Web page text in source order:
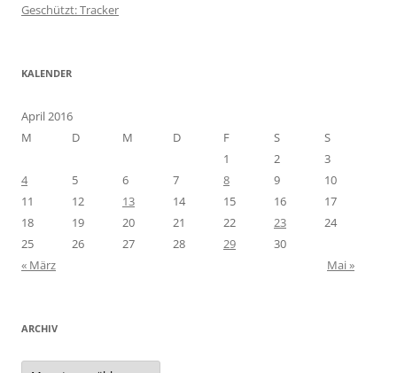
Geschützt: Tracker
KALENDER
April 2016
M
D M D F S
S
1
2
3
4
5 6 7 8 9
10
11
12 13 14 15 16
17
18
19 20 21 22 23
24
25
26 27 28 29
30
« März
Mai »
ARCHIV
Archiv